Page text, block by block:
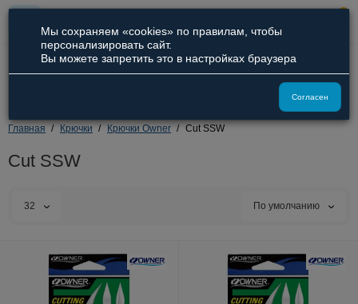
8 (800) 551-09-94
8 (929) 836-66-51
Главная Крючки Крючки Owner Cut SSW
Cut SSW
32 По умолчанию
Мы сохраняем «cookies» по правилам, чтобы
персонализировать сайт.
Вы можете запретить это в настройках браузера
Согласен